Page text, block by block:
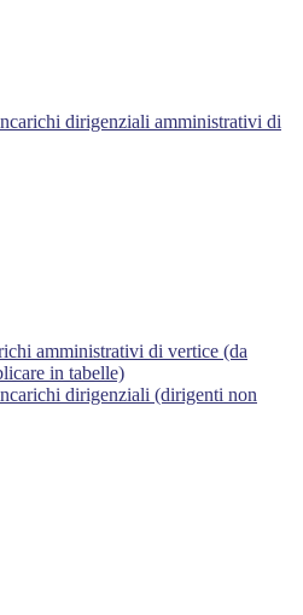
dirigenziali amministrativi di
amministrativi di vertice (da
in tabelle)
dirigenziali (dirigenti non